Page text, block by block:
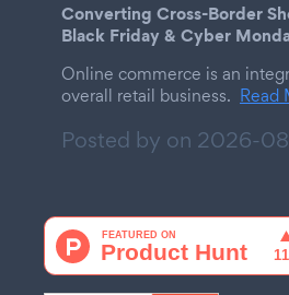
Converting Cross-Border
Black Friday & Cyber
Online commerce is an
overall retail business. Read
Posted by on 2026-